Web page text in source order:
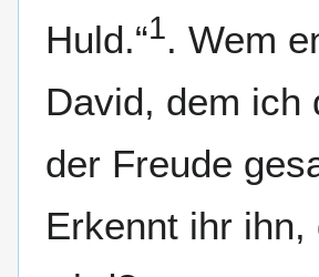
Huld.“1. Wem
David, dem ich
der Freude
Erkennt ihr